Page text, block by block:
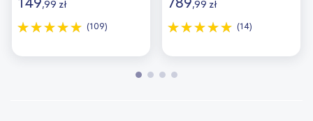
149,99 zł
(109)
789,99 zł
(14)